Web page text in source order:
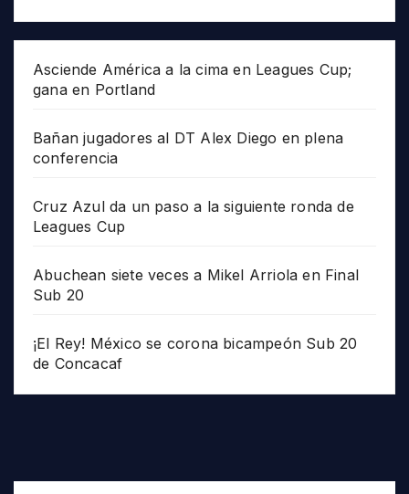
Asciende América a la cima en Leagues Cup;
gana en Portland
Bañan jugadores al DT Alex Diego en plena
conferencia
Cruz Azul da un paso a la siguiente ronda de
Leagues Cup
Abuchean siete veces a Mikel Arriola en Final
Sub 20
¡El Rey! México se corona bicampeón Sub 20
de Concacaf